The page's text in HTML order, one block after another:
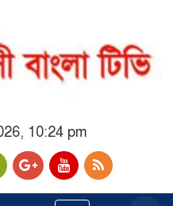
10:24 pm